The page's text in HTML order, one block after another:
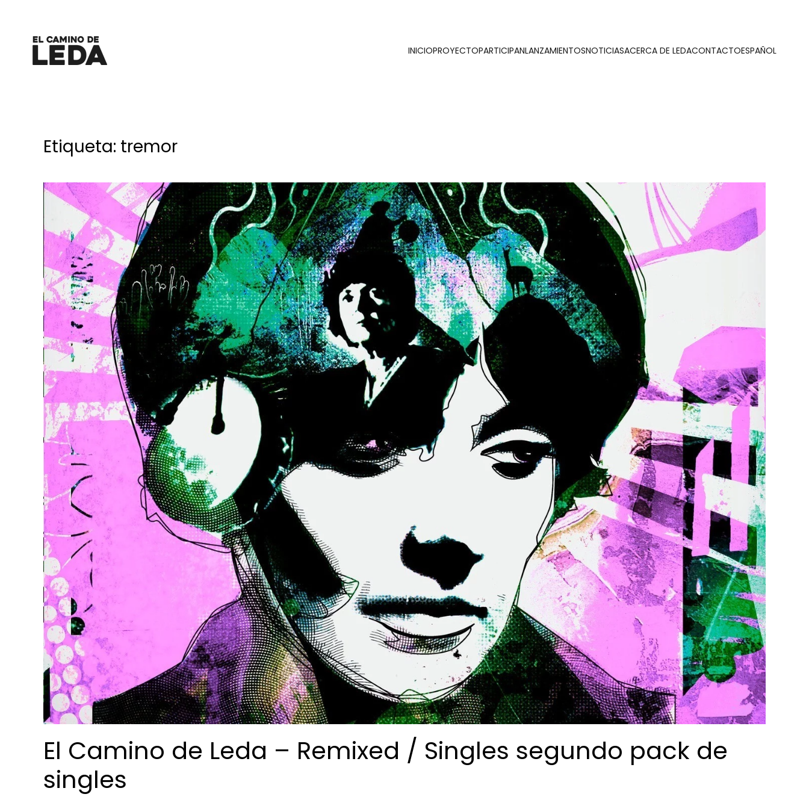
Ir al contenido principal
INICIOPROYECTOPARTICIPANLANZAMIENTOSNOTICIASACERCA DE LEDACONTACTOESPAÑOL
Etiqueta: tremor
El Camino de Leda – Remixed / Singles segundo pack de
singles